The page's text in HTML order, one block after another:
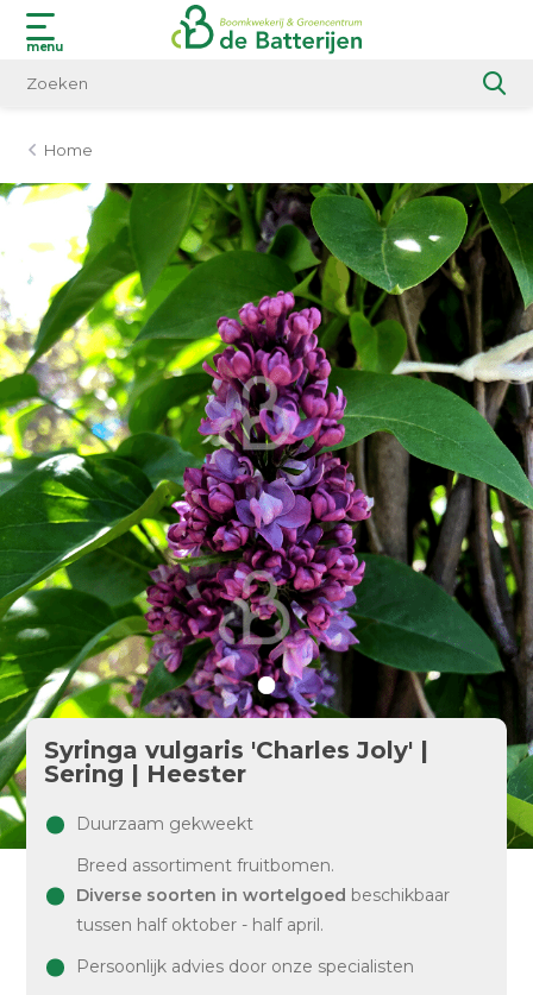
menu
Home
Syringa vulgaris 'Charles Joly' |
Sering | Heester
Duurzaam gekweekt
Breed assortiment fruitbomen.
Diverse soorten in wortelgoed beschikbaar
tussen half oktober - half april.
Persoonlijk advies door onze specialisten